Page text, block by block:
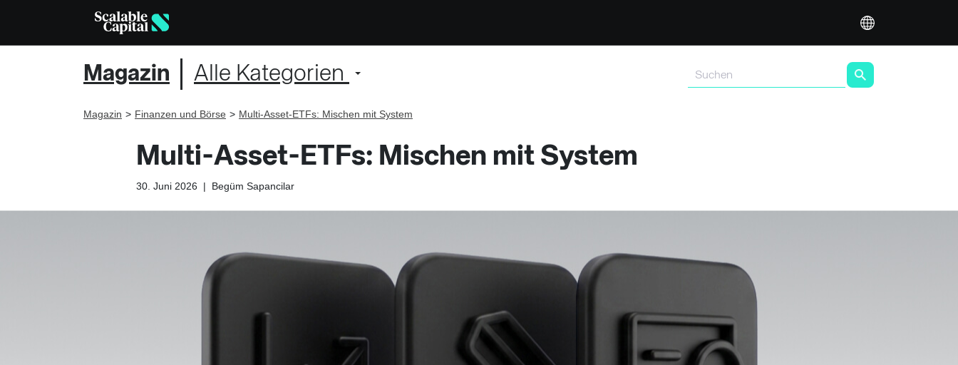
Magazin Alle Kategorien
Magazin Finanzen und Börse Multi-Asset-ETFs: Mischen mit System
Multi-Asset-ETFs: Mischen mit System
30. Juni 2026 | Begüm Sapancilar